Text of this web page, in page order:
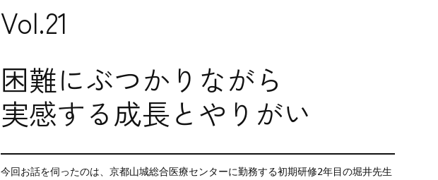
Vol.21
困難にぶつかりながら
実感する成長とやりがい
今回お話を伺ったのは、京都山城総合医療センターに勤務する初期研修2年目の堀井先生